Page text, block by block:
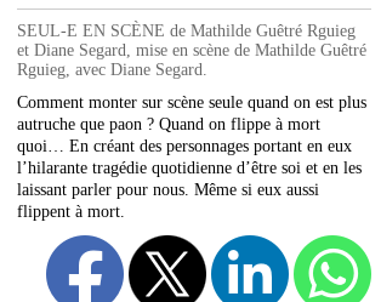
SEUL-E EN SCÈNE de Mathilde Guêtré Rguieg
et Diane Segard, mise en scène de Mathilde Guêtré
Rguieg, avec Diane Segard.
Comment monter sur scène seule quand on est plus
autruche que paon ? Quand on flippe à mort
quoi… En créant des personnages portant en eux
l’hilarante tragédie quotidienne d’être soi et en les
laissant parler pour nous. Même si eux aussi
flippent à mort.